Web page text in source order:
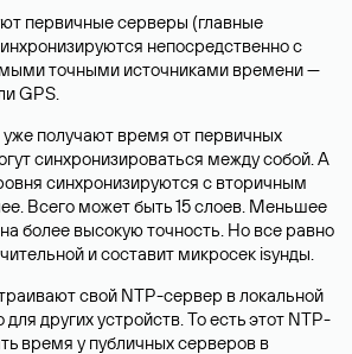
первичные серверы (главные
непосредственно с
точными источниками времени —
GPS.
получают время от первичных
синхронизироваться между собой. А
синхронизируются с вторичным
Всего может быть 15 слоев. Меньшее
более высокую точность. Но все равно
и составит микросек isунды.
свой NTP-сервер в локальной
других устройств. То есть этот NTP-
время у публичных серверов в